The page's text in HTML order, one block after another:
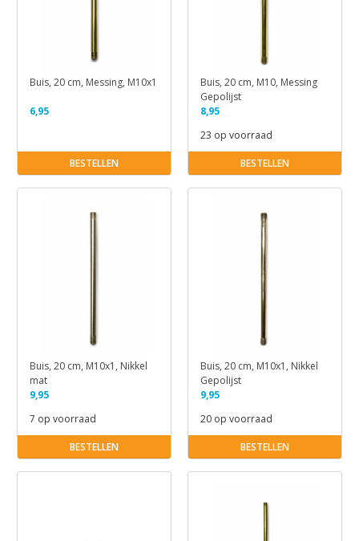
Buis, 20 cm, Messing, M10x1
6,95
BESTELLEN
Buis, 20 cm, M10, Messing
Gepolijst
8,95
23 op voorraad
BESTELLEN
Buis, 20 cm, M10x1, Nikkel
mat
9,95
7 op voorraad
BESTELLEN
Buis, 20 cm, M10x1, Nikkel
Gepolijst
9,95
20 op voorraad
BESTELLEN